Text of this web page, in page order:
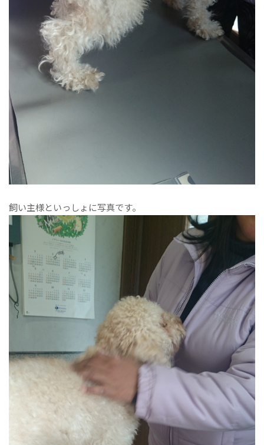
飼い主様といっしょに写真です。